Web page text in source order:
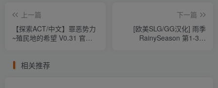
上一篇
【探索ACT/中文】罪恶势力
~殖民地的希望 V0.31 官方
下一篇
[欧美SLG/GG汉化] 雨季
RainySeason 第1-3部
相关推荐